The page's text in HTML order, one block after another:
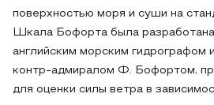
поверхностью моря и суши на
Шкала Бофорта была
английским морским гидрографом
контр-адмиралом Ф. Бофортом,
для оценки силы ветра в